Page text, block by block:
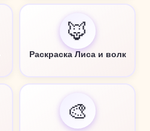
🦊
Раскраска Лиса и волк
🎨